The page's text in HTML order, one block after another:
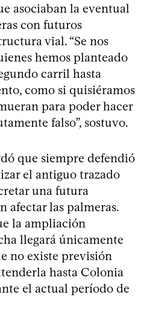
asociaban la eventual
con futuros
vial. “Se nos
hemos planteado
carril hasta
como si quisiéramos
para poder hacer
falso”, sostuvo.
que siempre defendió
el antiguo trazado
una futura
afectar las palmeras.
la ampliación
llegará únicamente
no existe previsión
hasta Colonia
el actual período de